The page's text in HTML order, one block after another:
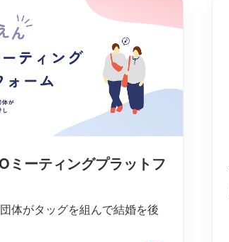
ミーティングプラットフ
体がタッグを組んで結婚を後